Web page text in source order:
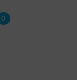
0